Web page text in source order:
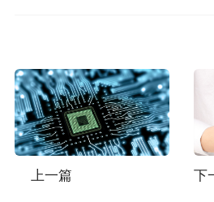
上一篇 下